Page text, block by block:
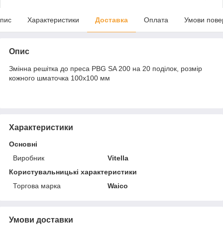
Характеристики Доставка Оплата Умови
Опис
Змінна решітка до преса PBG SA 200 на 20 поділок, розмір
кожного шматочка 100х100 мм
Характеристики
Основні
Виробник
Vitella
Користувальницькі характеристики
Торгова марка
Waico
Умови доставки